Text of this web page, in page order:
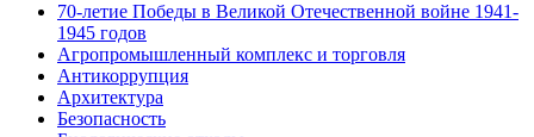
70-летие Победы в Великой Отечественной войне 1941-
1945 годов
Агропромышленный комплекс и торговля
Антикоррупция
Архитектура
Безопасность